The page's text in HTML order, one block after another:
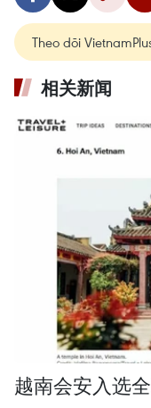
Theo dõi
相关新闻
越南会安入选